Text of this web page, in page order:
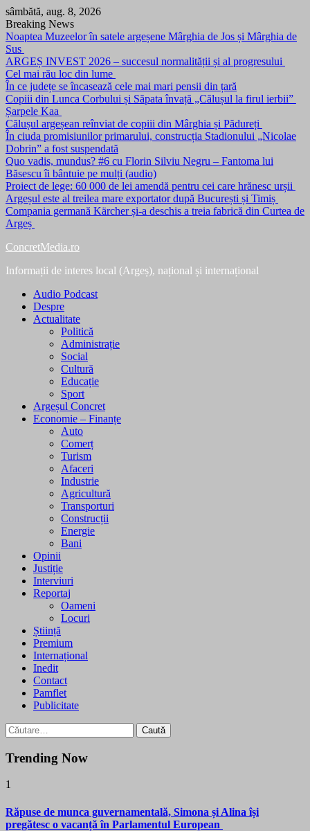
Skip
to
content
sâmbătă, aug. 8, 2026
Breaking News
Noaptea Muzeelor în satele argeșene Mârghia de Jos și Mârghia de
Sus
ARGEȘ INVEST 2026 – succesul normalității și al progresului
Cel mai rău loc din lume
În ce județe se încasează cele mai mari pensii din țară
Copiii din Lunca Corbului și Săpata învață „Călușul la firul ierbii”
Șarpele Kaa
Călușul argeșean reînviat de copiii din Mârghia și Pădureți
În ciuda promisiunilor primarului, construcția Stadionului „Nicolae
Dobrin” a fost suspendată
Quo vadis, mundus? #6 cu Florin Silviu Negru – Fantoma lui
Băsescu îi bântuie pe mulți (audio)
Proiect de lege: 60 000 de lei amendă pentru cei care hrănesc urșii
Argeșul este al treilea mare exportator după București și Timiș
Compania germană Kärcher și-a deschis a treia fabrică din Curtea de
Argeș
ConcretMedia.ro
Informații de interes local (Argeș), național și internațional
Audio Podcast
Despre
Actualitate
Politică
Administrație
Social
Cultură
Educație
Sport
Argeșul Concret
Economie – Finanțe
Auto
Comerț
Turism
Afaceri
Industrie
Agricultură
Transporturi
Construcții
Energie
Bani
Opinii
Justiție
Interviuri
Reportaj
Oameni
Locuri
Știință
Premium
Internațional
Inedit
Contact
Pamflet
Publicitate
Caută
după:
Trending Now
1
Răpuse de munca guvernamentală, Simona și Alina își
pregătesc o vacanță în Parlamentul European